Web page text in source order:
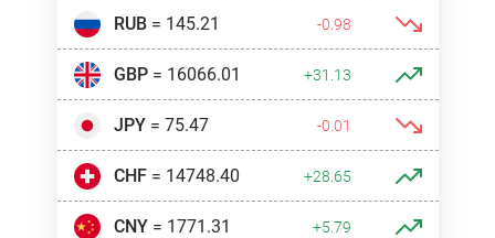
RUB= 145.21 -0.98
GBP= 16066.01 +31.13
JPY= 75.47 -0.01
CHF= 14748.40 +28.65
CNY= 1771.31 +5.79